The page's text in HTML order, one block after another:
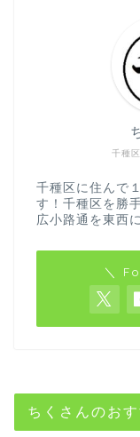
千種
千種区に住んで
す！千種区を勝
広小路通を東西
＼
ちくさんのお